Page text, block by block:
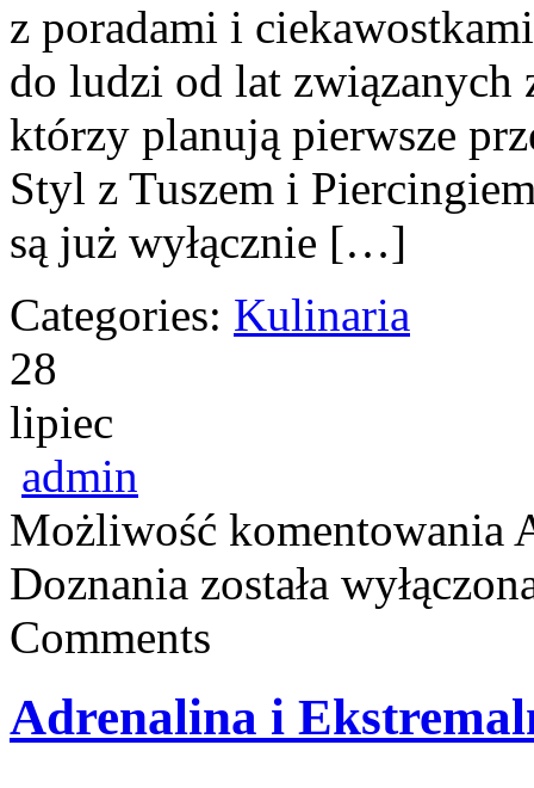
z poradami i
do ludzi od lat związanych
którzy planują pierwsze
Styl z Tuszem i
są już wyłącznie […]
Categories: Kulinaria
28
lipiec
admin
Możliwość komentowania
Doznania została
Comments
Adrenalina i